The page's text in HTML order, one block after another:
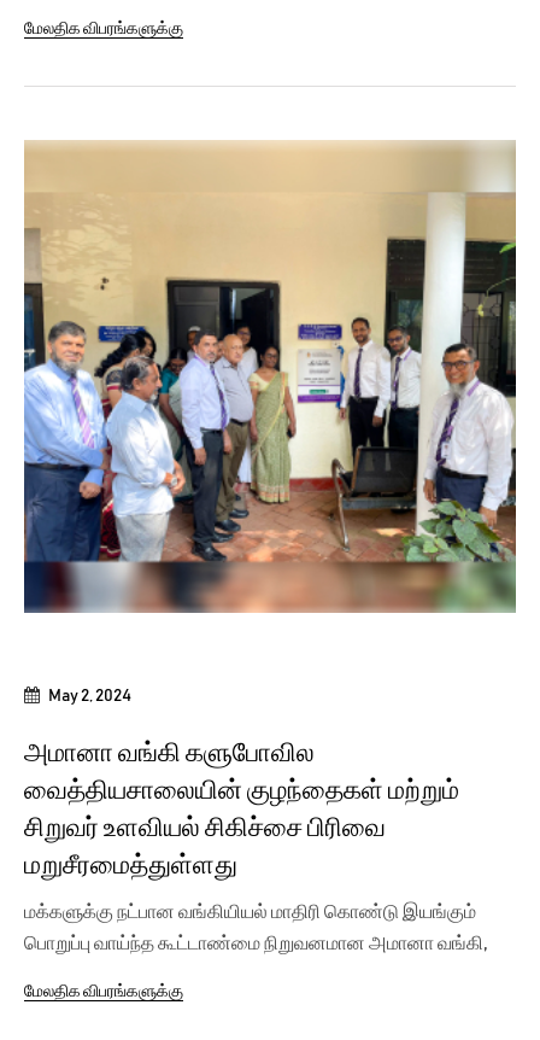
மேலதிக விபரங்களுக்கு
May 2, 2024
அமானா வங்கி களுபோவில
வைத்தியசாலையின் குழந்தைகள் மற்றும்
சிறுவர் உளவியல் சிகிச்சை பிரிவை
மறுசீரமைத்துள்ளது
மக்களுக்கு நட்பான வங்கியியல் மாதிரி கொண்டு இயங்கும்
பொறுப்பு வாய்ந்த கூட்டாண்மை நிறுவனமான அமானா வங்கி,
மேலதிக விபரங்களுக்கு